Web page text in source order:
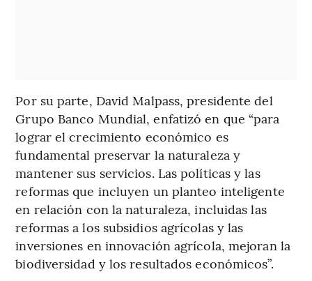
Por su parte, David Malpass, presidente del
Grupo Banco Mundial, enfatizó en que “para
lograr el crecimiento económico es
fundamental preservar la naturaleza y
mantener sus servicios. Las políticas y las
reformas que incluyen un planteo inteligente
en relación con la naturaleza, incluidas las
reformas a los subsidios agrícolas y las
inversiones en innovación agrícola, mejoran la
biodiversidad y los resultados económicos”.